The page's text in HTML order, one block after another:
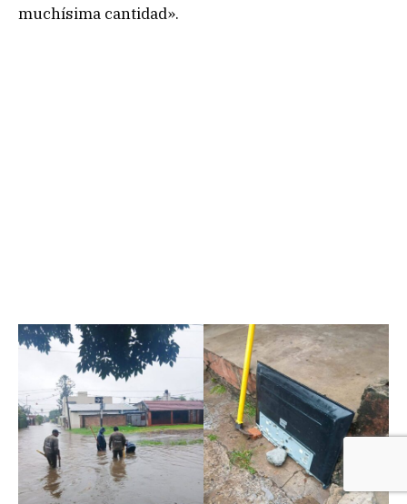
muchísima cantidad».